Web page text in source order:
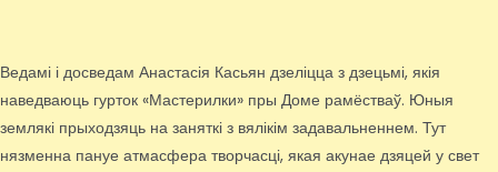
Ведамі і досведам Анастасія Касьян дзеліцца з дзецьмі, якія
наведваюць гурток «Мастерилки» пры Доме рамёстваў. Юныя
землякі прыходзяць на заняткі з вялікім задавальненнем. Тут
нязменна пануе атмасфера творчасці, якая акунае дзяцей у свет